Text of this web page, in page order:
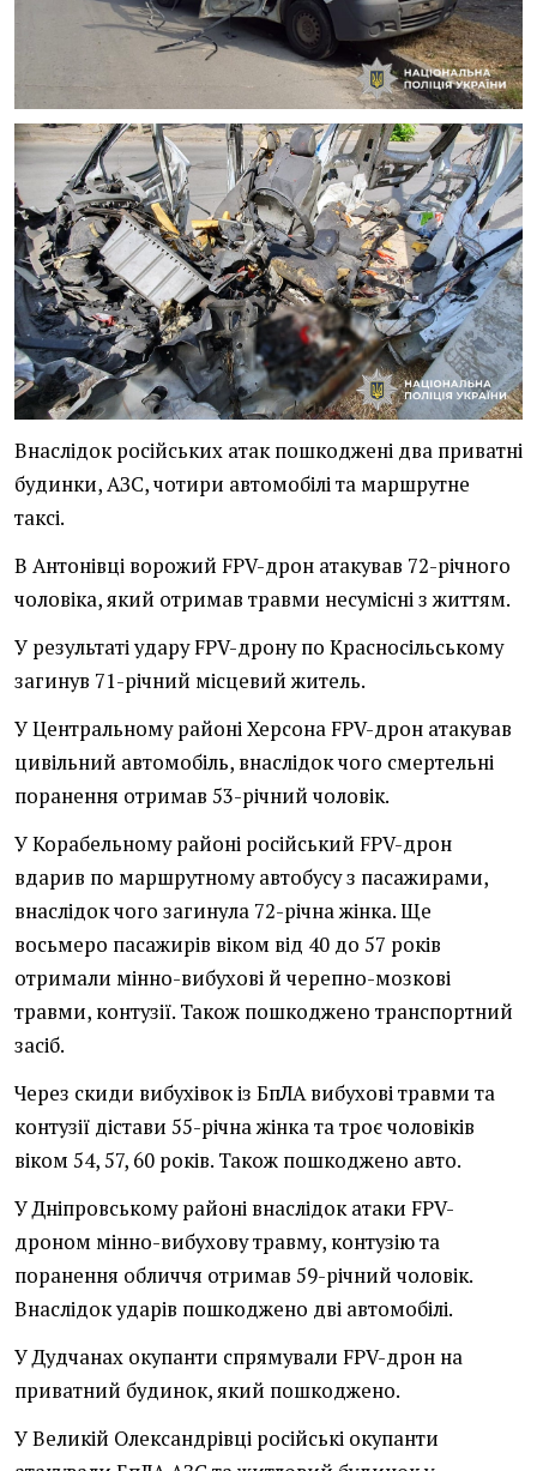
Внаслідок російських атак пошкоджені два приватні
будинки, АЗС, чотири автомобілі та маршрутне
таксі.
В Антонівці ворожий FPV-дрон атакував 72-річного
чоловіка, який отримав травми несумісні з життям.
У результаті удару FPV-дрону по Красносільському
загинув 71-річний місцевий житель.
У Центральному районі Херсона FPV-дрон атакував
цивільний автомобіль, внаслідок чого смертельні
поранення отримав 53-річний чоловік.
У Корабельному районі російський FPV-дрон
вдарив по маршрутному автобусу з пасажирами,
внаслідок чого загинула 72-річна жінка. Ще
восьмеро пасажирів віком від 40 до 57 років
отримали мінно-вибухові й черепно-мозкові
травми, контузії. Також пошкоджено транспортний
засіб.
Через скиди вибухівок із БпЛА вибухові травми та
контузії дістави 55-річна жінка та троє чоловіків
віком 54, 57, 60 років. Також пошкоджено авто.
У Дніпровському районі внаслідок атаки FPV-
дроном мінно-вибухову травму, контузію та
поранення обличчя отримав 59-річний чоловік.
Внаслідок ударів пошкоджено дві автомобілі.
У Дудчанах окупанти спрямували FPV-дрон на
приватний будинок, який пошкоджено.
У Великій Олександрівці російські окупанти